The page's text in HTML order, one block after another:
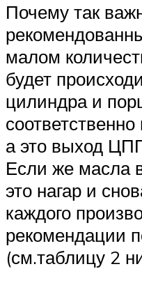
Почему так
малом
будет
цилиндра и
а это выход
Если же масла
это нагар и
каждого
рекомендации
(см.таблицу 2